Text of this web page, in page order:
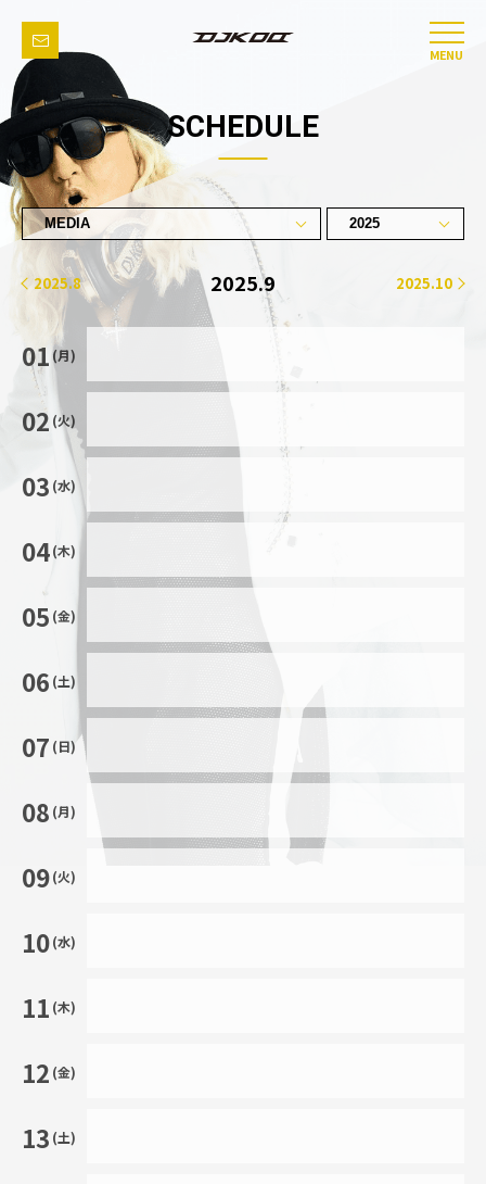
MENU
SCHEDULE
2025.8 2025.9 2025.10
01 (月)
02 (火)
03 (水)
04(木)
05 (金)
06 (土)
07 (日)
08 (月)
09(火)
10(水)
11 (木)
12 (金)
13 (土)